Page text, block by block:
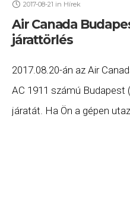
2017-08-21 in Hírek
Air Canada
járattörlés
2017.08.20-án az Air
AC 1911 számú Budapest
járatát. Ha Ön a gépen